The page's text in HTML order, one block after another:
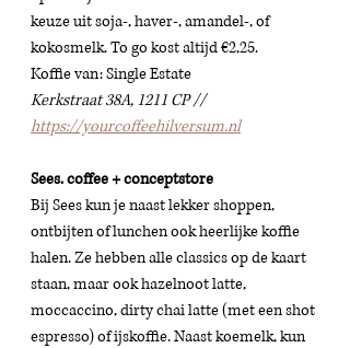
keuze uit soja-, haver-, amandel-, of
kokosmelk. To go kost altijd €2,25.
Koffie van: Single Estate
Kerkstraat 38A, 1211 CP //
https://yourcoffeehilversum.nl
Sees. coffee + conceptstore
Bij Sees kun je naast lekker shoppen,
ontbijten of lunchen ook heerlijke koffie
halen. Ze hebben alle classics op de kaart
staan, maar ook hazelnoot latte,
moccaccino, dirty chai latte (met een shot
espresso) of ijskoffie. Naast koemelk, kun